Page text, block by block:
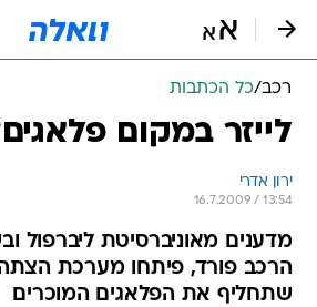
רכב/כל הכתבות
לייזר במקום
ירון אדרי
16.7.2009 / 13:54
מדענים מאוניברסיטת ליברפול
הרכב פורד, פיתחו מערכת הצתה
שתחליף את הפלאגים המוכרים